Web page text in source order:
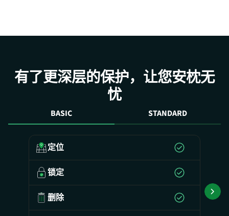
有了更深层的保护，让您安枕无
忧
BASIC STANDARD
定位
锁定
删除